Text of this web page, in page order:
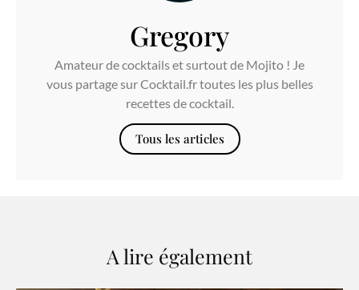
Gregory
Amateur de cocktails et surtout de Mojito ! Je
vous partage sur Cocktail.fr toutes les plus belles
recettes de cocktail.
Tous les articles
A lire également